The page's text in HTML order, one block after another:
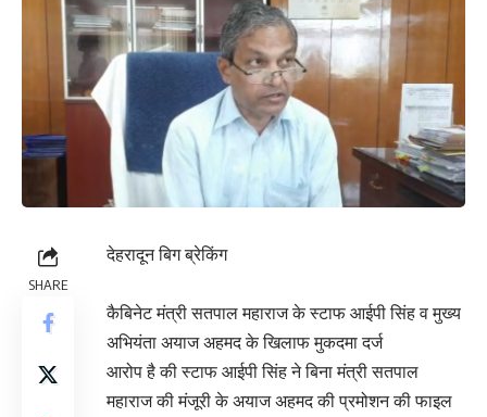
SHARE
देहरादून बिग ब्रेकिंग
कैबिनेट मंत्री सतपाल महाराज के स्टाफ आईपी सिंह व मुख्य
अभियंता अयाज अहमद के खिलाफ मुकदमा दर्ज
आरोप है की स्टाफ आईपी सिंह ने बिना मंत्री सतपाल
महाराज की मंजूरी के अयाज अहमद की प्रमोशन की फाइल